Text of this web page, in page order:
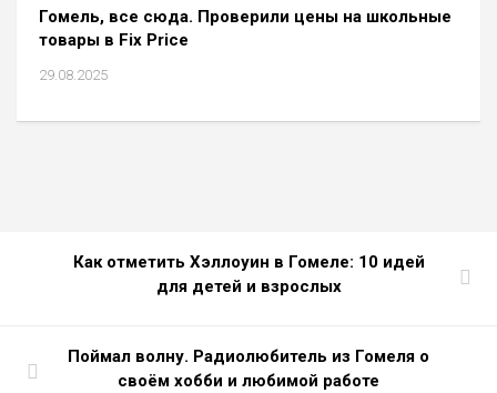
Гомель, все сюда. Проверили цены на школьные
товары в Fix Price
29.08.2025
Как отметить Хэллоуин в Гомеле: 10 идей
для детей и взрослых
Поймал волну. Радиолюбитель из Гомеля о
своём хобби и любимой работе